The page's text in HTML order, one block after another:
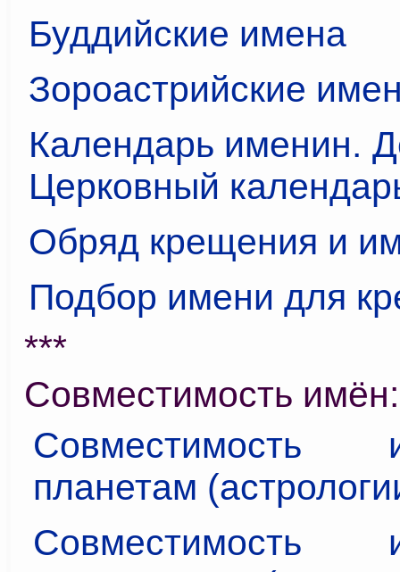
Буддийские имена
Зороастрийские
Календарь именин.
Церковный
Обряд крещения и
Подбор имени для
***
Совместимость имён:
планетам